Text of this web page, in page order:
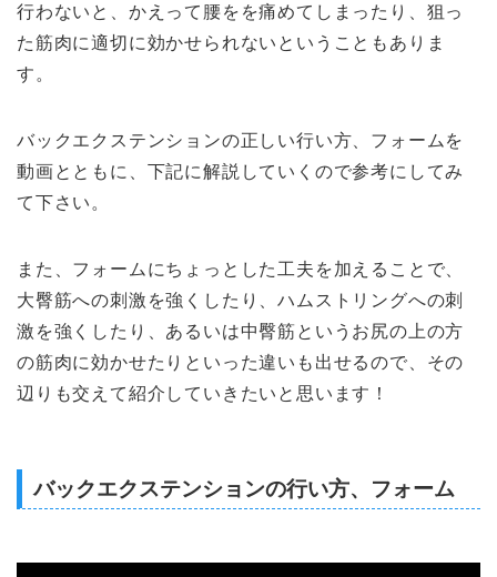
行わないと、かえって腰をを痛めてしまったり、狙っ
た筋肉に適切に効かせられないということもありま
す。
バックエクステンションの正しい行い方、フォームを
動画とともに、下記に解説していくので参考にしてみ
て下さい。
また、フォームにちょっとした工夫を加えることで、
大臀筋への刺激を強くしたり、ハムストリングへの刺
激を強くしたり、あるいは中臀筋というお尻の上の方
の筋肉に効かせたりといった違いも出せるので、その
辺りも交えて紹介していきたいと思います！
バックエクステンションの行い方、フォーム